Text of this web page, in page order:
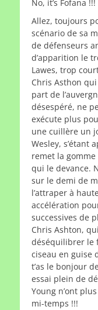
No, it’s Fofana !!!
Allez, toujours
scénario de sa
de défenseurs
d’apparition le
Lawes, trop
Chris Asthon
part de
désespéré, ne
exécute plus
une cuillère un
Wesley, s’étant
remet la gomme
qui le devance.
sur le demi de
l’attraper à
accélération
successives de
Chris Ashton,
déséquilibrer le
ciseau en guise
t’as le bonjour
essai plein de
Young n’ont
mi-temps !!!